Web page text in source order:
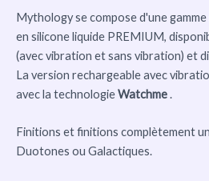
Mythology se compose d'une
en silicone liquide PREMIUM,
(avec vibration et sans vibration) et
La version rechargeable avec
avec la technologieWatchme.
Finitions et finitions complètement
Duotones ou Galactiques.